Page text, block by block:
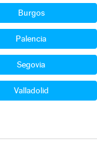
Burgos
Palencia
Segovia
Valladolid